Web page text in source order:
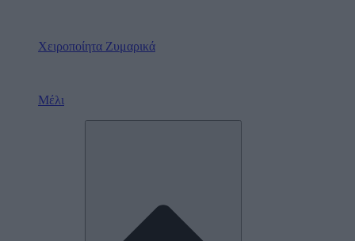
Χειροποίητα Ζυμαρικά
Μέλι